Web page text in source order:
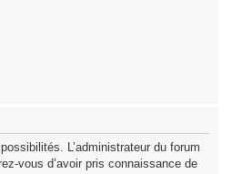
L’administrateur du forum
vous d’avoir pris connaissance de